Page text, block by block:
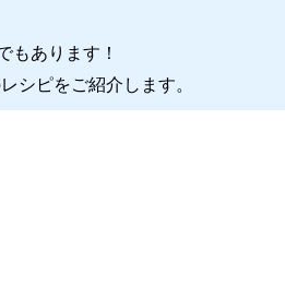
もあります！
シピをご紹介します。